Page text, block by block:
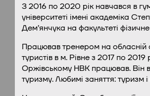
З 2016 по 2020 рік навчався в
університеті імені академіка
Дем’янчука на факультеті
Працював тренером на обласній
туристів в м. Рівне з 2017 по 2019
Оржівському НВК працював. Він
туризму. Любимі заняття: туризм